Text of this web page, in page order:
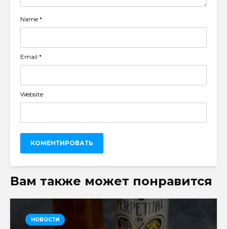
Name *
Email *
Website
Вам также может понравится
НОВОСТИ